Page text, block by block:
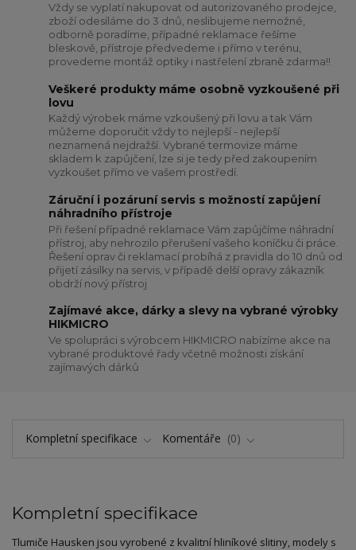
Vždy se vyplatí nakupovat od autorizovaného prodejce,
zboží odesíláme do 3 dnů, neslibujeme nemožné,
odborně poradíme, případné reklamace řešíme
bleskově, přístroje předvedeme i přímo v terénu,
provedeme montáž optiky i nastřelení zbraně zdarma!!
Veškeré produkty máme osobně vyzkoušené při
lovu
Každý výrobek máme vzkoušený při lovu a tak Vám
můžeme doporučit vždy to nejlepší - nejlepší
neznamená nejdražší. Vybrané termovize máme
skladem k zapůjčení, lze si je tedy před zakoupením
vyzkoušet přímo ve vašem prostředí.
Záruční i pozáruní servis s možností zapůjení
náhradního přístroje
Při řešení případné reklamace Vám zapůjčíme náhradní
přístroj, aby nehrozilo přerušení vašeho koníčku či práce.
Řešení oprav či reklamací probíhá z pravidla do 10 dnů od
přijetí zásilky na servis, v případě delší opravy zákazník
obdrží nový přístroj
Zajímavé akce, dárky a slevy na vybrané výrobky
HIKMICRO
Ve spolupráci s výrobcem HIKMICRO nabízíme akce na
vybrané produktové řady včetně možnosti získání
zajímavých dárků
Kompletní specifikace Komentáře 0
Kompletní specifikace
Tlumiče Hausken jsou vyrobené z kvalitní hliníkové slitiny, modely s